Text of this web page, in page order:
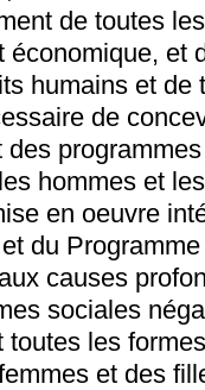
de toutes
économique, et
humains et de
de
des
hommes et
en oeuvre
du
causes
sociales
toutes les
et des